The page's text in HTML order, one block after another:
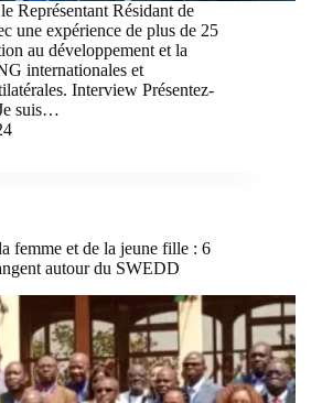
Représentant Résidant de
une expérience de plus de 25
au développement et la
internationales et
Interview Présentez-
suis…
femme et de la jeune fille : 6
autour du SWEDD